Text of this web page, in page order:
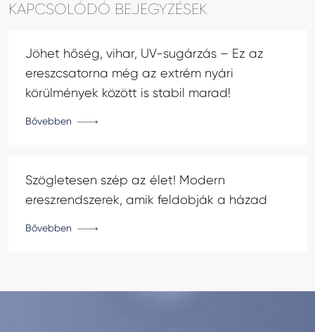
KAPCSOLÓDÓ BEJEGYZÉSEK
Jöhet hőség, vihar, UV-sugárzás – Ez az
ereszcsatorna még az extrém nyári
körülmények között is stabil marad!
Bővebben
Szögletesen szép az élet! Modern
ereszrendszerek, amik feldobják a házad
Bővebben